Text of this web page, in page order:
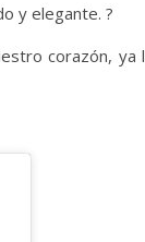
y elegante. ?
corazón, ya